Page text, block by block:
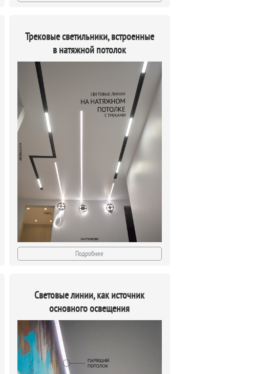
Трековые светильники, встроенные
в натяжной потолок
Подробнее
Световые линии, как источник
основного освещения